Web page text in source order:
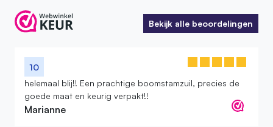
Bekijk alle beoordelingen
Bekijk alle beoordelingen
10
helemaal blij!! Een prachtige boomstamzuil, precies de
goede maat en keurig verpakt!!
Marianne